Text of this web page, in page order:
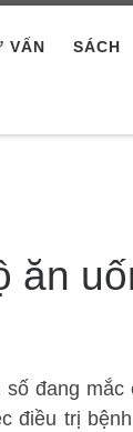
VẤN SÁCH
ăn
đang
điều trị